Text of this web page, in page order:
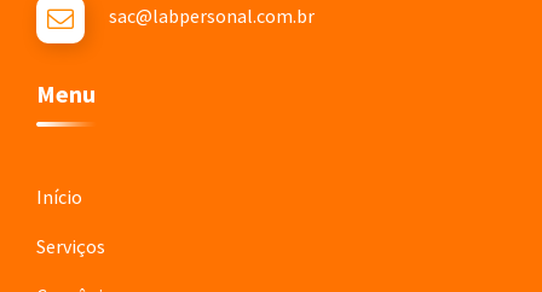
sac@labpersonal.com.br
Menu
Início
Serviços